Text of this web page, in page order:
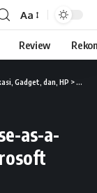
Aa
Review
Gadget, dan, HP > News
as-a-